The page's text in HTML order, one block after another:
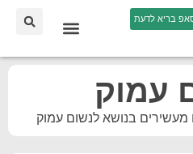
בריא לדעת
עמוק
מעשירים בנושא לנשום עמוק